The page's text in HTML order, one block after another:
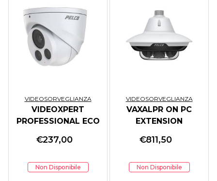
VIDEOSORVEGLIANZA
VIDEOXPERT
PROFESSIONAL ECO
SERVER
€237,00
Non Disponibile
VIDEOSORVEGLIANZA
VAXALPR ON PC
EXTENSION
MODEL COL
€811,50
Non Disponibile